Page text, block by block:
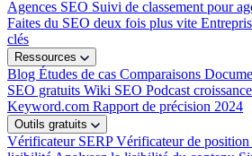
Agences SEO Suivi de classement pour
Faites du SEO deux fois plus vite
clés
Ressources
Blog Études de cas Comparaisons
SEO gratuits Wiki SEO Podcast
Keyword.com Rapport de précision 2024
Outils gratuits
Vérificateur SERPVérificateur de